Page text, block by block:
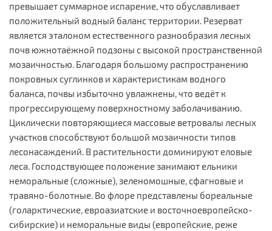
превышает суммарное испарение, что обуславливает
положительный водный баланс территории. Резерват
является эталоном естественного разнообразия лесных
почв южнотаёжной подзоны с высокой пространственной
мозаичностью. Благодаря большому распространению
покровных суглинков и характеристикам водного
баланса, почвы избыточно увлажнены, что ведёт к
прогрессирующему поверхностному заболачиванию.
Циклически повторяющиеся массовые ветровалы лесных
участков способствуют большой мозаичности типов
лесонасаждений. В растительности доминируют еловые
леса. Господствующее положение занимают ельники
неморальные (сложные), зеленомошные, сфагновые и
травяно-болотные. Во флоре представлены бореальные
(голарктические, евроазиатские и восточноевропейско-
сибирские) и неморальные виды (европейские, реже